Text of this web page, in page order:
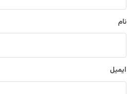
نام
ایمیل